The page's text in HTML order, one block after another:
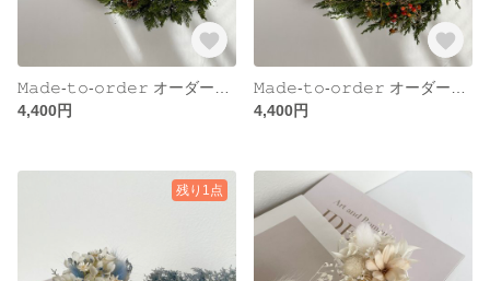
4,400円
4,400円
残り1点